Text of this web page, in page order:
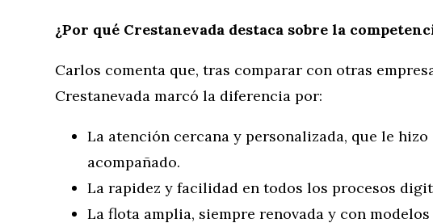
¿Por qué Crestanevada destaca sobre la
Carlos comenta que, tras comparar con otras
Crestanevada marcó la diferencia por:
La atención cercana y personalizada, que le
acompañado.
La rapidez y facilidad en todos los procesos
La flota amplia, siempre renovada y con